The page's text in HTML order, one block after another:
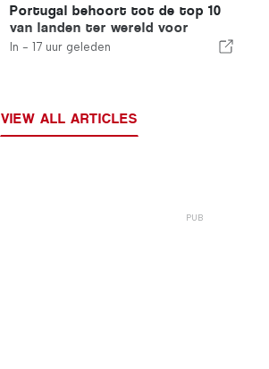
Portugal behoort tot de top 10
van landen ter wereld voor
expats
In - 17 uur geleden
VIEW ALL ARTICLES